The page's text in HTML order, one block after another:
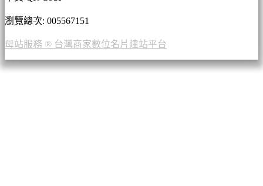
瀏覽總次: 005567151
母站服務 ® 台灣商家數位名片建站平台